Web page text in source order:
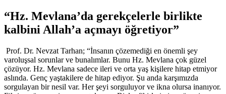
“Hz. Mevlana’da gerekçelerle birlikte
kalbini Allah’a açmayı öğretiyor”
Prof. Dr. Nevzat Tarhan; “İnsanın çözemediği en önemli şey
varoluşsal sorunlar ve bunalımlar. Bunu Hz. Mevlana çok güzel
çözüyor. Hz. Mevlana sadece ileri ve orta yaş kişilere hitap etmiyor
aslında. Genç yaştakilere de hitap ediyor. Şu anda karşımızda
sorgulayan bir nesil var. Her şeyi sorguluyor ve ikna olursa inanıyor.